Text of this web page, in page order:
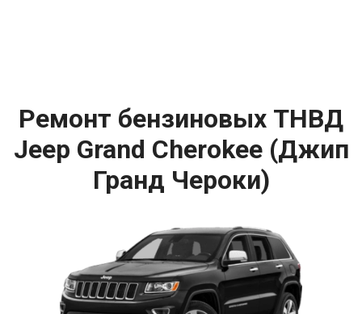
Ремонт бензиновых ТНВД
Jeep Grand Cherokee (Джип
Гранд Чероки)